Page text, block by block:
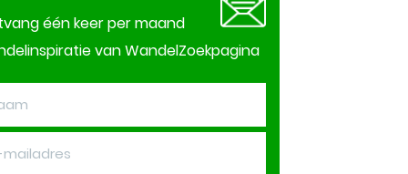
één keer per maand
van WandelZoekpagina